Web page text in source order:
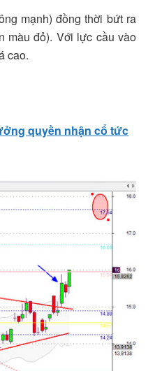
mạnh) đồng thời bứt ra
màu đỏ). Với lực cầu vào
cao.
quyền nhận cổ tức